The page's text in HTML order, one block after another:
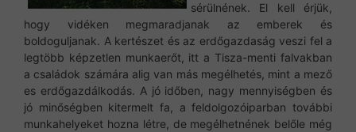
sérülnének. El kell érjük,
hogy vidéken megmaradjanak az emberek és
boldoguljanak. A kertészet és az erdőgazdaság veszi fel a
legtöbb képzetlen munkaerőt, itt a Tisza-menti falvakban
a családok számára alig van más megélhetés, mint a mező
es erdőgazdálkodás. A jó időben, nagy mennyiségben és
jó minőségben kitermelt fa, a feldolgozóiparban további
munkahelyeket hozna létre, de megélhetnének belőle még